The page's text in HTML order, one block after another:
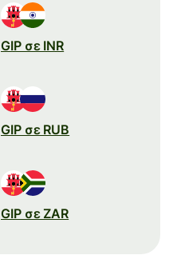
GIP σε INR
GIP σε RUB
GIP σε ZAR